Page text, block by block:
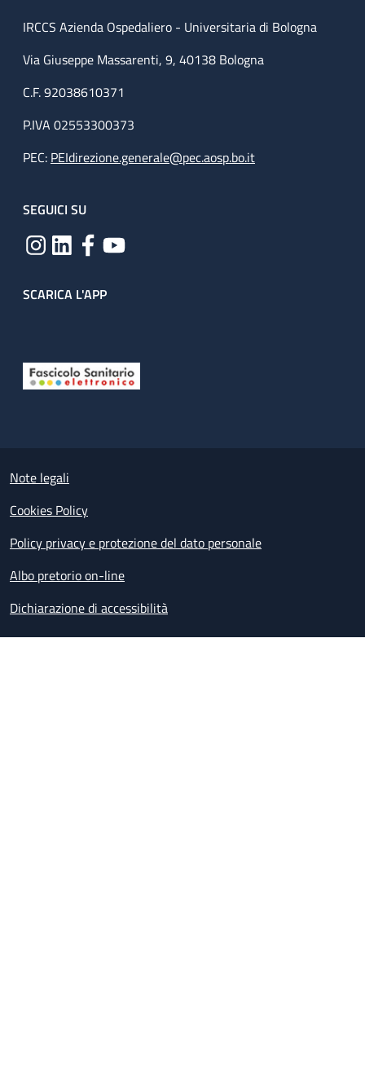
IRCCS Azienda Ospedaliero - Universitaria di Bologna
Via Giuseppe Massarenti, 9, 40138 Bologna
C.F. 92038610371
P.IVA 02553300373
PEC: PEIdirezione.generale@pec.aosp.bo.it
SEGUICI SU
SCARICA L'APP
Small prints
Note legali
Cookies Policy
Policy privacy e protezione del dato personale
Albo pretorio on-line
Dichiarazione di accessibilità